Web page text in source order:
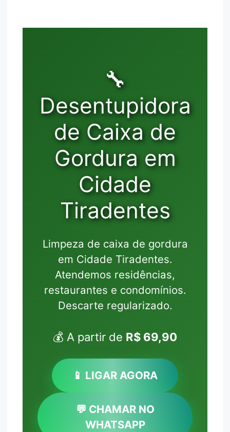
🔧
Desentupidora
de Caixa de
Gordura em
Cidade
Tiradentes
Limpeza de caixa de gordura
em Cidade Tiradentes.
Atendemos residências,
restaurantes e condomínios.
Descarte regularizado.
💰 A partir de R$ 69,90
📱 LIGAR AGORA
💬 CHAMAR NO
WHATSAPP